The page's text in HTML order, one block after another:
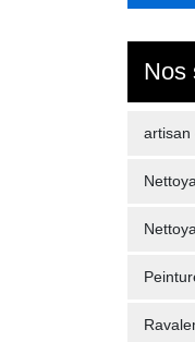
Nos
artisan